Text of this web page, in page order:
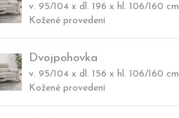
v. 95/104 x dl. 196 x hl. 106/160 cm
Kožené provedení
Dvojpohovka
v. 95/104 x dl. 156 x hl. 106/160 cm
Kožené provedení